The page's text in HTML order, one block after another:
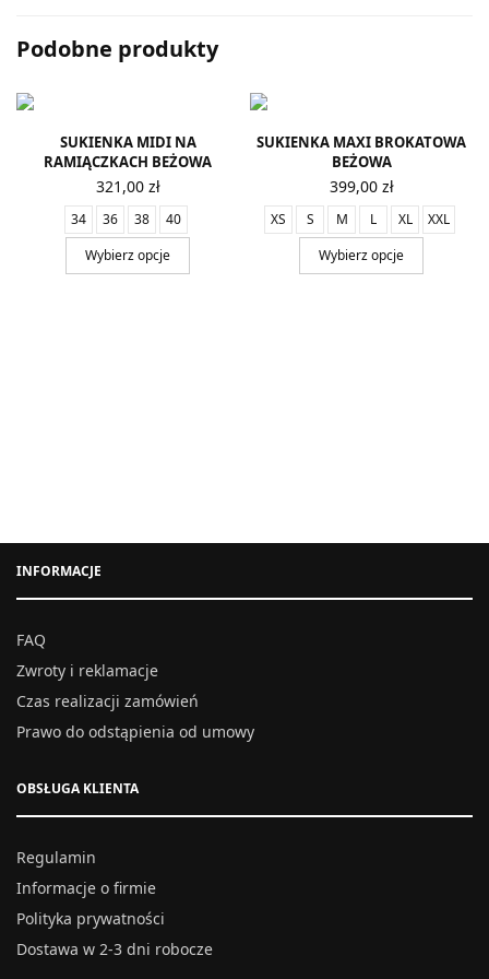
Podobne produkty
SUKIENKA MIDI NA
RAMIĄCZKACH BEŻOWA
321,00 zł
34 36 38
40
Wybierz opcje
SUKIENKA MAXI BROKATOWA
BEŻOWA
399,00 zł
XS S M L XL
XXL
Wybierz opcje
INFORMACJE
FAQ
Zwroty i reklamacje
Czas realizacji zamówień
Prawo do odstąpienia od umowy
OBSŁUGA KLIENTA
Regulamin
Informacje o firmie
Polityka prywatności
Dostawa w 2-3 dni robocze